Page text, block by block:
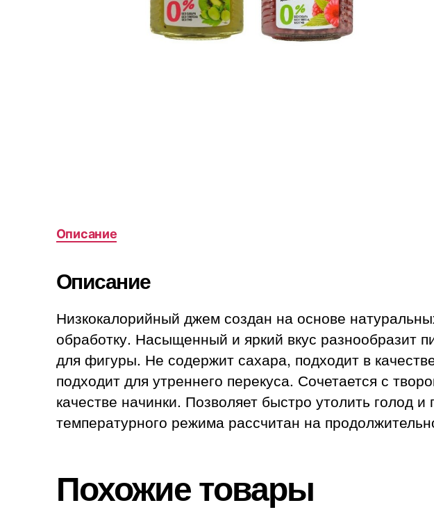
Описание
Описание
Низкокалорийный джем создан на основе
обработку. Насыщенный и яркий вкус разнообразит
для фигуры. Не содержит сахара, подходит в
подходит для утреннего перекуса. Сочетается с
качестве начинки. Позволяет быстро утолить
температурного режима рассчитан на
Похожие товары